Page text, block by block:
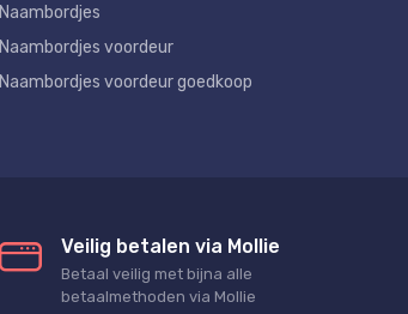
Naambordjes
Naambordjes voordeur
Naambordjes voordeur goedkoop
Veilig betalen via Mollie
Betaal veilig met bijna alle
betaalmethoden via Mollie